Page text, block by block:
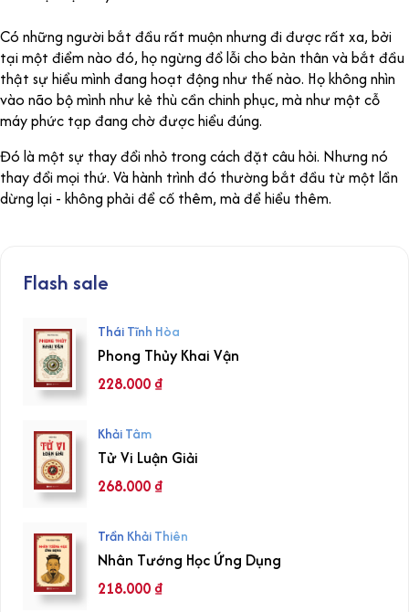
Có những người bắt đầu rất muộn nhưng đi được rất xa, bởi
tại một điểm nào đó, họ ngừng đổ lỗi cho bản thân và bắt đầu
thật sự hiểu mình đang hoạt động như thế nào. Họ không nhìn
vào não bộ mình như kẻ thù cần chinh phục, mà như một cỗ
máy phức tạp đang chờ được hiểu đúng.
Đó là một sự thay đổi nhỏ trong cách đặt câu hỏi. Nhưng nó
thay đổi mọi thứ. Và hành trình đó thường bắt đầu từ một lần
dừng lại - không phải để cố thêm, mà để hiểu thêm.
Flash sale
Thái Tĩnh Hòa
Phong Thủy Khai Vận
228.000₫
Khải Tâm
Tử Vi Luận Giải
268.000₫
Trần Khải Thiên
Nhân Tướng Học Ứng Dụng
218.000₫